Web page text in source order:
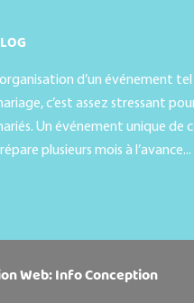
d’un événement tel
c’est assez stressant
Un événement unique de
plusieurs mois à l’avance...
Web:Info Conception